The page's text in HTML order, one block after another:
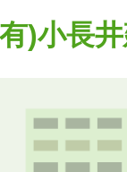
)小長